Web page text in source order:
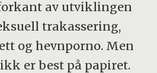
av utviklingen
trakassering,
og hevnporno. Men
er best på papiret.